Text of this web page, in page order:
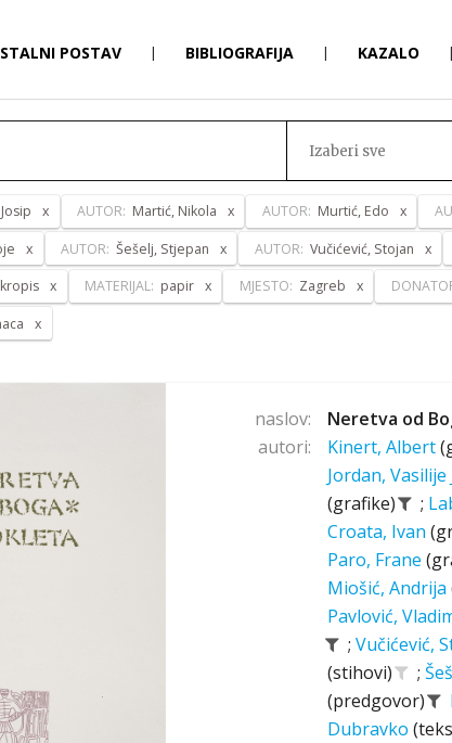
STALNI POSTAV | BIBLIOGRAFIJA | KAZALO |
Izaberi sve
AUTOR: Martić, Nikola AUTOR: Murtić, Edo
AUTOR: Šešelj, Stjepan AUTOR: Vučićević, Stojan
MATERIJAL: papir MJESTO: Zagreb
naslov:
Neretva od
autori:
Kinert, Albert
Jordan, Vasilije
(grafike)
;
Croata, Ivan
Paro, Frane
Miošić, Andrija
Pavlović,
; Vučićević,
(stihovi)
;
(predgovor)
Dubravko